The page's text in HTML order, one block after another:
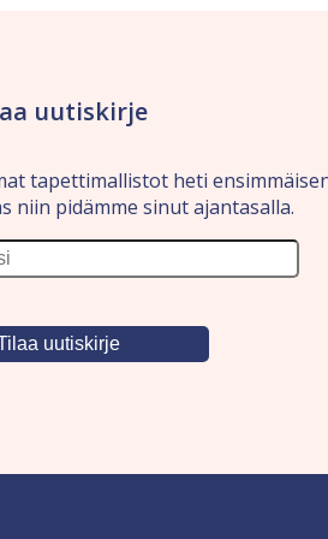
uutiskirje
tapettimallistot heti
niin pidämme sinut ajantasalla.